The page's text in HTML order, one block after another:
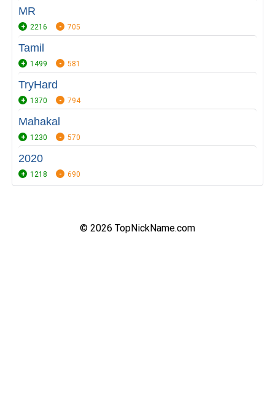
MR
2216 705
Tamil
1499 581
TryHard
1370 794
Mahakal
1230 570
2020
1218 690
© 2026 TopNickName.com